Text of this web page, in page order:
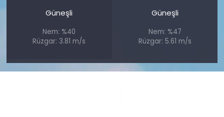
Güneşli
Nem: %40
Rüzgar: 3.81 m/s
Güneşli
Nem: %47
Rüzgar: 5.61 m/s